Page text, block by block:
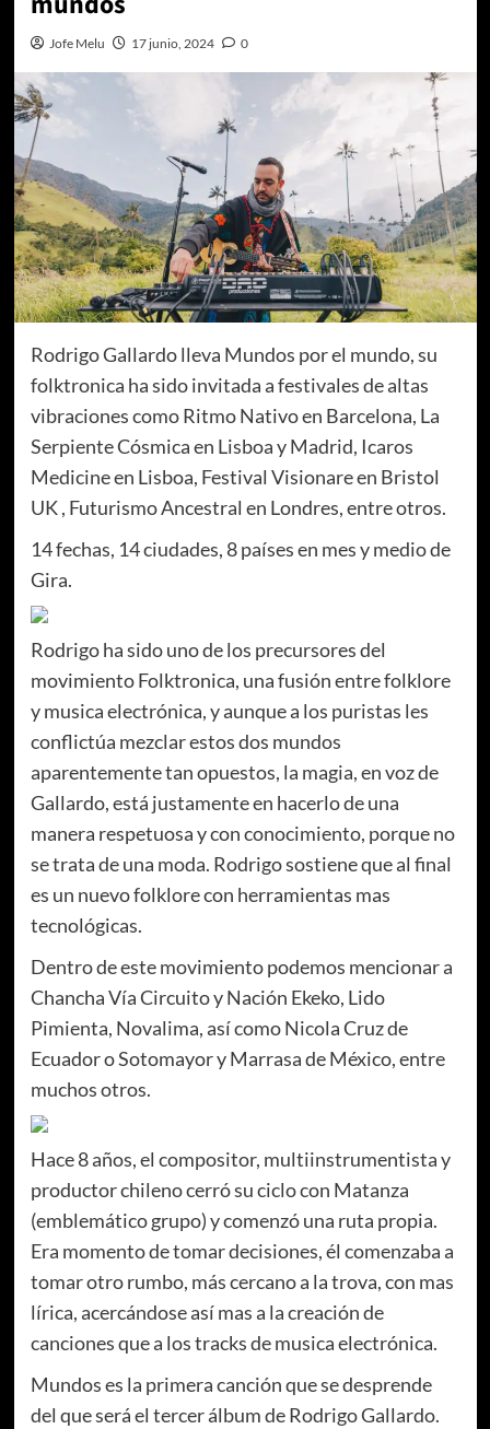
Jofe Melu 17 junio, 2024 0
Rodrigo Gallardo lleva Mundos por el mundo, su
folktronica ha sido invitada a festivales de altas
vibraciones como Ritmo Nativo en Barcelona, La
Serpiente Cósmica en Lisboa y Madrid, Icaros
Medicine en Lisboa, Festival Visionare en Bristol
UK , Futurismo Ancestral en Londres, entre otros.
14 fechas, 14 ciudades, 8 países en mes y medio de
Gira.
Rodrigo ha sido uno de los precursores del
movimiento Folktronica, una fusión entre folklore
y musica electrónica, y aunque a los puristas les
conflictúa mezclar estos dos mundos
aparentemente tan opuestos, la magia, en voz de
Gallardo, está justamente en hacerlo de una
manera respetuosa y con conocimiento, porque no
se trata de una moda. Rodrigo sostiene que al final
es un nuevo folklore con herramientas mas
tecnológicas.
Dentro de este movimiento podemos mencionar a
Chancha Vía Circuito y Nación Ekeko, Lido
Pimienta, Novalima, así como Nicola Cruz de
Ecuador o Sotomayor y Marrasa de México, entre
muchos otros.
Hace 8 años, el compositor, multiinstrumentista y
productor chileno cerró su ciclo con Matanza
(emblemático grupo) y comenzó una ruta propia.
Era momento de tomar decisiones, él comenzaba a
tomar otro rumbo, más cercano a la trova, con mas
lírica, acercándose así mas a la creación de
canciones que a los tracks de musica electrónica.
Mundos es la primera canción que se desprende
del que será el tercer álbum de Rodrigo Gallardo.